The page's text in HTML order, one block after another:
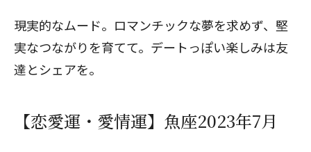
現実的なムード。ロマンチックな夢を求めず、堅
実なつながりを育てて。デートっぽい楽しみは友
達とシェアを。
【恋愛運・愛情運】魚座2023年7月